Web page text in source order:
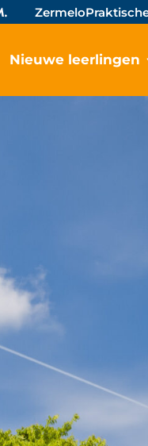
Zermelo
Nieuwe leerlingen